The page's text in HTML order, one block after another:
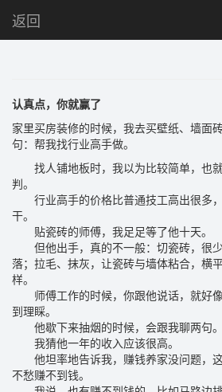
返回
认真点，你就赢了
家里买房装修的时候，我去买壁纸、墙面
句：帮我找行业高手做。
找人铺地板时，我以为比较简单，也
判。
行业高手的价格比普通技工高出很多
干。
贴瓷砖的师傅，我足足等了他十天。
但他出手，真的不一般：切瓷砖，很
落；拉毛、抹灰，让瓷砖与墙体粘合，横
样。
师傅工作的时候，你跟他说话，就好
到理睬。
他歇下来抽烟的时候，会跟我聊两句。
我猜他一年的收入应该很高。
他坦率地告诉我，赚钱养家没问题，这
不愁赚不到钱。